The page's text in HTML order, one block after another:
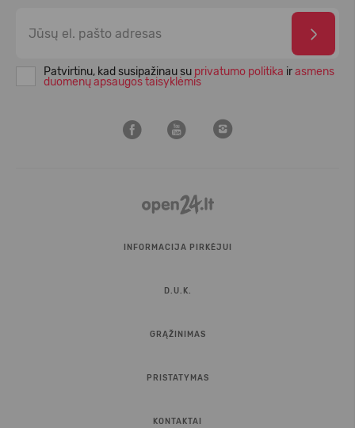
Patvirtinu, kad susipažinau su privatumo politika irasmens
duomenų apsaugos taisyklėmis
INFORMACIJA PIRKĖJUI
D.U.K.
GRĄŽINIMAS
PRISTATYMAS
KONTAKTAI